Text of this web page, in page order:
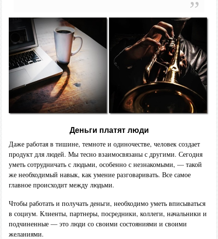
Деньги платят люди
Даже работая в тишине, темноте и одиночестве, человек создает
продукт для людей. Мы тесно взаимосвязаны с другими. Сегодня
уметь сотрудничать с людьми, особенно с незнакомыми, — такой
же необходимый навык, как умение разговаривать. Все самое
главное происходит между людьми.
Чтобы работать и получать деньги, необходимо уметь вписываться
в социум. Клиенты, партнеры, посредники, коллеги, начальники и
подчиненные — это люди со своими состояниями и своими
желаниями.